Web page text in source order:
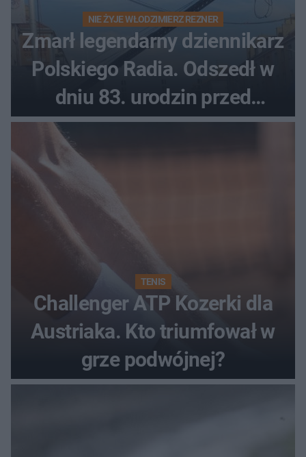
NIE ŻYJE WŁODZIMIERZ REZNER
Zmarł legendarny dziennikarz
Polskiego Radia. Odszedł w
dniu 83. urodzin przed
finałem Tour de Pologne
TENIS
Challenger ATP Kozerki dla
Austriaka. Kto triumfował w
grze podwójnej?